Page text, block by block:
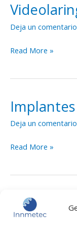
Deja un comentario
Videolaringoscopio
Read More »
Deja un comentario
Implantes
medida
Read More »
Deja un comentario
Planeaciones
Quirúrgicas